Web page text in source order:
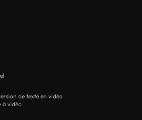
de texte en vidéo
à vidéo